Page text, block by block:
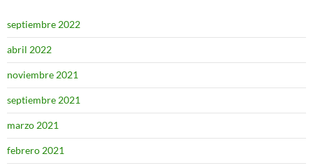
septiembre 2022
abril 2022
noviembre 2021
septiembre 2021
marzo 2021
febrero 2021